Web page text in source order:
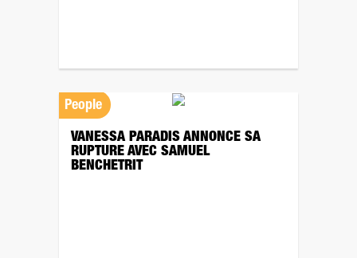
People
VANESSA PARADIS ANNONCE SA
RUPTURE AVEC SAMUEL
BENCHETRIT